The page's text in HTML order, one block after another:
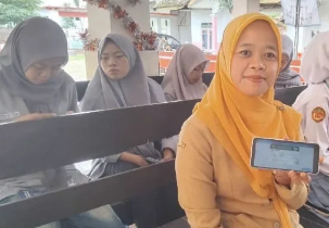
tidak mampu melunasinya sekaligus.
mencicil sedikit demi sedikit sehingga
pembayaran terasa jauh lebih ringan,”
31 Juli 2026.
Elok mengaku hanya membutuhkan
melalui WhatsApp PANDAWA untuk
Program REHAB 3.0.